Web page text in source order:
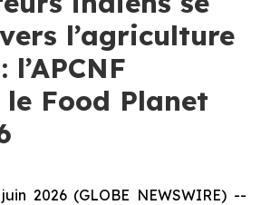
l’agriculture
Food Planet
2026 (GLOBE NEWSWIRE) --